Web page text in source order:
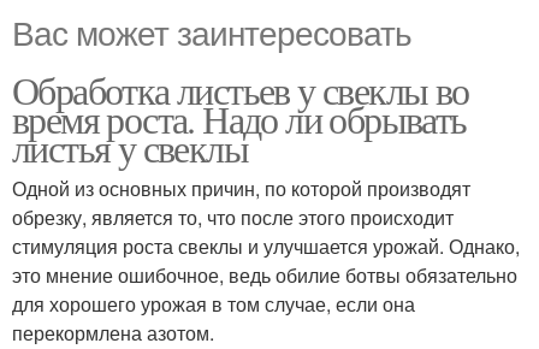
Вас может заинтересовать
Обработка листьев у свеклы во
время роста. Надо ли обрывать
листья у свеклы
Одной из основных причин, по которой производят
обрезку, является то, что после этого происходит
стимуляция роста свеклы и улучшается урожай. Однако,
это мнение ошибочное, ведь обилие ботвы обязательно
для хорошего урожая в том случае, если она
перекормлена азотом.